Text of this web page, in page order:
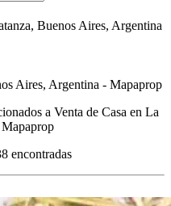
Buenos Aires, Argentina
Aires, Argentina - Mapaprop
a Venta de Casa en La
encontradas